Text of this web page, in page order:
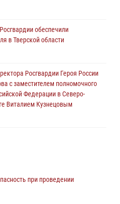
обеспечили
в Тверской области
Росгвардии Героя России
с заместителем полномочного
Федерации в Северо-
Виталием Кузнецовым
совершили 250 выездов и
в Тверской области
при проведении